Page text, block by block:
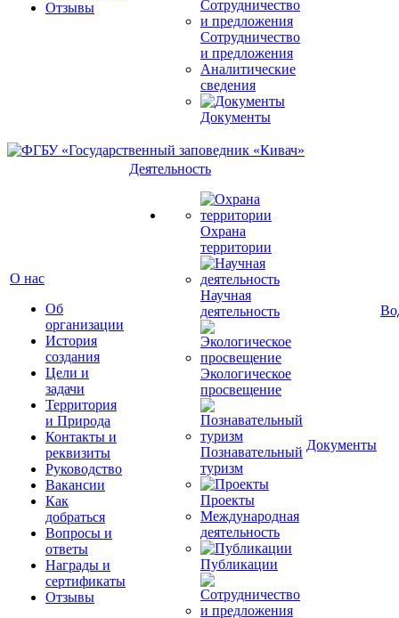
Отзывы
Сотрудничество
и предложения
Аналитические
сведения
Документы
О нас
Об
организации
История
создания
Цели и
задачи
Территория
и Природа
Контакты и
реквизиты
Руководство
Вакансии
Как
добраться
Вопросы и
ответы
Награды и
сертификаты
Отзывы
Деятельность
Охрана
территории
Научная
деятельность
Экологическое
просвещение
Познавательный
туризм
Проекты
Международная
деятельность
Публикации
Документы